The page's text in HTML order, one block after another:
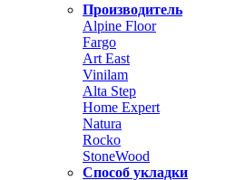
Производитель
Alpine Floor
Fargo
Art East
Vinilam
Alta Step
Home Expert
Natura
Rocko
StoneWood
Способ укладки